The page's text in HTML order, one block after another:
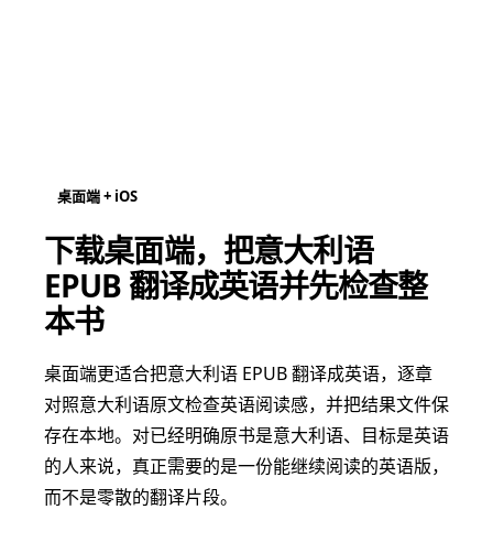
桌面端 + iOS
下载桌面端，把意大利语
EPUB 翻译成英语并先检查整
本书
桌面端更适合把意大利语 EPUB 翻译成英语，逐章
对照意大利语原文检查英语阅读感，并把结果文件保
存在本地。对已经明确原书是意大利语、目标是英语
的人来说，真正需要的是一份能继续阅读的英语版，
而不是零散的翻译片段。